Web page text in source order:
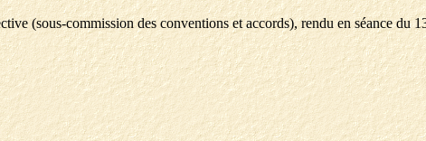
(sous-commission des conventions et accords), rendu en séance du